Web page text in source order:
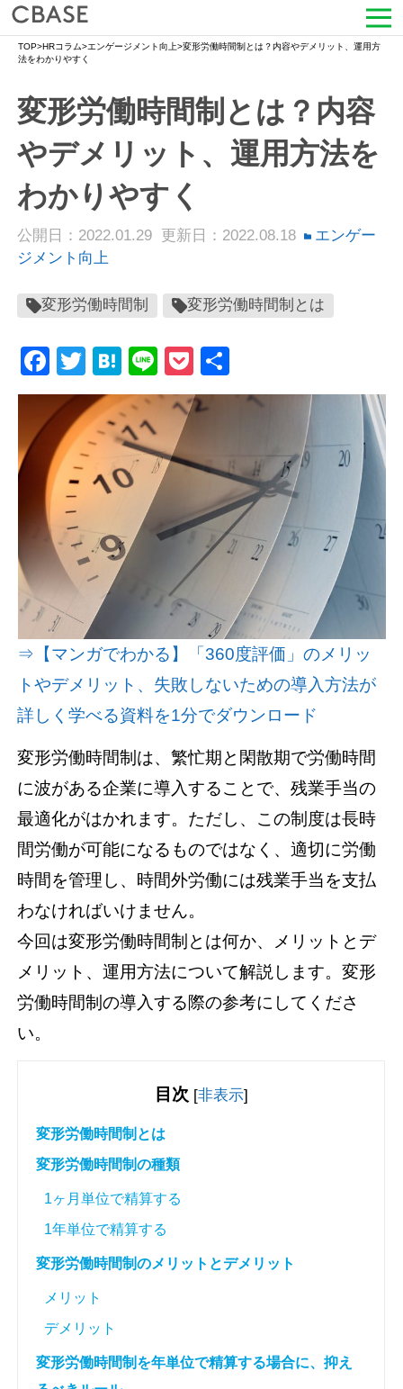
サービス
活用シーン
導入事例
セミナー情報
HRコラム
お知らせ
資料請求(無料) お見積もり依頼
TOP>HRコラム>エンゲージメント向上>変形労働時間制とは？内容やデメリット、運用方
法をわかりやすく
変形労働時間制とは？内容
やデメリット、運用方法を
わかりやすく
公開日：2022.01.29 更新日：2022.08.18
エンゲー
ジメント向上
変形労働時間制 変形労働時間制とは
Facebook
Twitter
Hatena
LinePocket
有
⇒【マンガでわかる】「360度評価」のメリッ
トやデメリット、失敗しないための導入方法が
詳しく学べる資料を1分でダウンロード
変形労働時間制は、繁忙期と閑散期で労働時間
に波がある企業に導入することで、残業手当の
最適化がはかれます。ただし、この制度は長時
間労働が可能になるものではなく、適切に労働
時間を管理し、時間外労働には残業手当を支払
わなければいけません。
今回は変形労働時間制とは何か、メリットとデ
メリット、運用方法について解説します。変形
労働時間制の導入する際の参考にしてくださ
い。
目次 [非表示]
変形労働時間制とは
変形労働時間制の種類
1ヶ月単位で精算する
1年単位で精算する
変形労働時間制のメリットとデメリット
メリット
デメリット
変形労働時間制を年単位で精算する場合に、抑え